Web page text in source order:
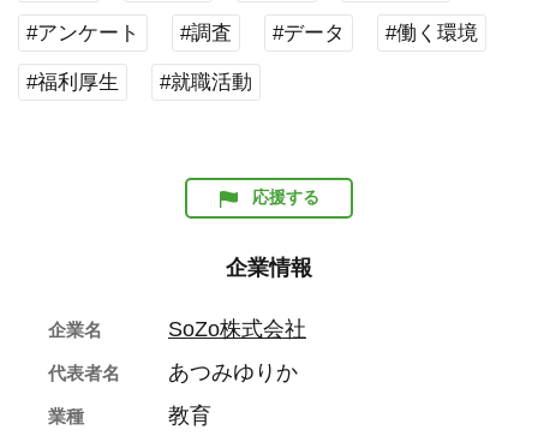
#アンケート #調査 #データ #働く環境
#福利厚生 #就職活動
応援する
企業情報
企業名 SoZo株式会社
代表者名 あつみゆりか
業種 教育